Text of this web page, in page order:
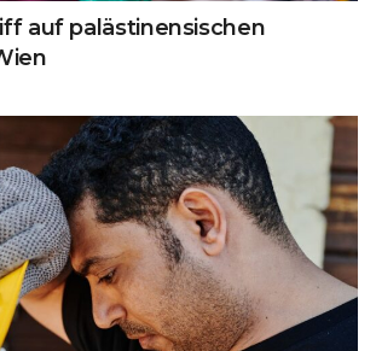
auf palästinensischen